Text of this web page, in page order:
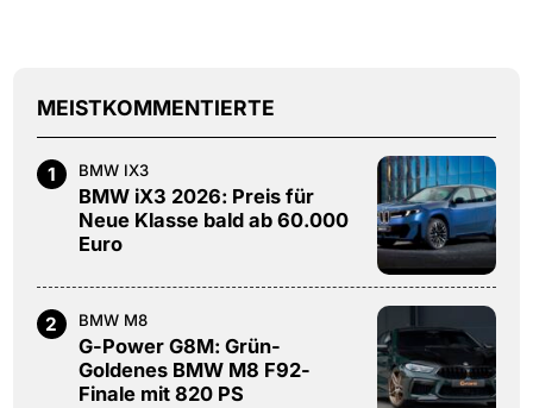
MEISTKOMMENTIERTE
1 BMW IX3
BMW iX3 2026: Preis für
Neue Klasse bald ab 60.000
Euro
2 BMW M8
G-Power G8M: Grün-
Goldenes BMW M8 F92-
Finale mit 820 PS